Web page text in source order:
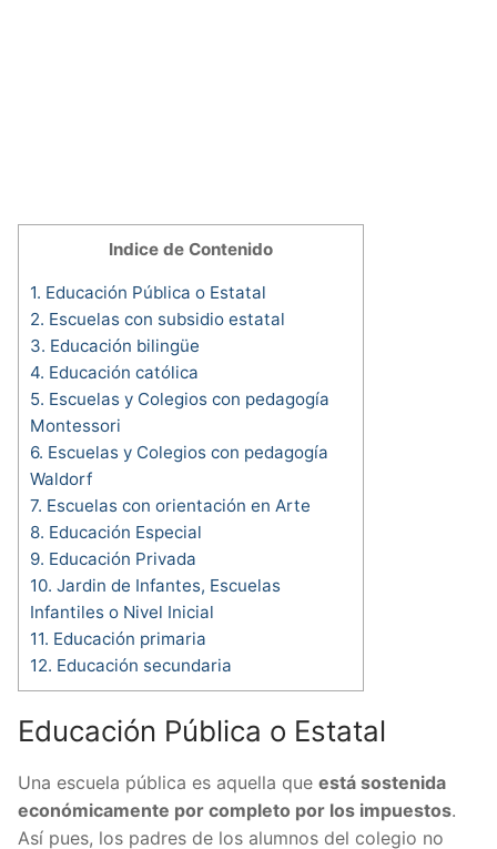
Indice de Contenido
1. Educación Pública o Estatal
2. Escuelas con subsidio estatal
3. Educación bilingüe
4. Educación católica
5. Escuelas y Colegios con pedagogía
Montessori
6. Escuelas y Colegios con pedagogía
Waldorf
7. Escuelas con orientación en Arte
8. Educación Especial
9. Educación Privada
10. Jardin de Infantes, Escuelas
Infantiles o Nivel Inicial
11. Educación primaria
12. Educación secundaria
Educación Pública o Estatal
Una escuela pública es aquella que está sostenida
económicamente por completo por los impuestos.
Así pues, los padres de los alumnos del colegio no